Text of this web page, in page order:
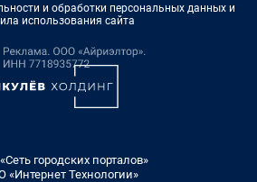
и обработки персональных данных и
использования сайта
городских порталов»
«Интернет Технологии»